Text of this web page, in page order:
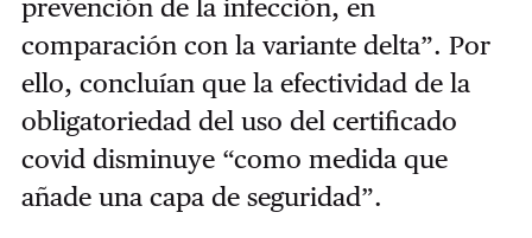
prevención de la infección, en
comparación con la variante delta”. Por
ello, concluían que la efectividad de la
obligatoriedad del uso del certificado
covid disminuye “como medida que
añade una capa de seguridad”.